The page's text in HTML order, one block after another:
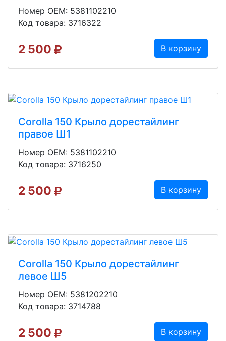
Номер OEM: 5381102210
Код товара: 3716322
2 500 В корзину
Corolla 150 Крыло дорестайлинг
правое Ш1
Номер OEM: 5381102210
Код товара: 3716250
2 500 В корзину
Corolla 150 Крыло дорестайлинг
левое Ш5
Номер OEM: 5381202210
Код товара: 3714788
2 500 В корзину